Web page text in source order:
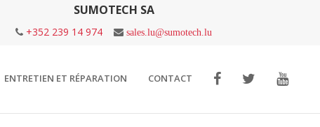
SUMOTECH SA
+352 239 14 974 sales.lu@sumotech.lu
ENTRETIEN ET RÉPARATION CONTACT